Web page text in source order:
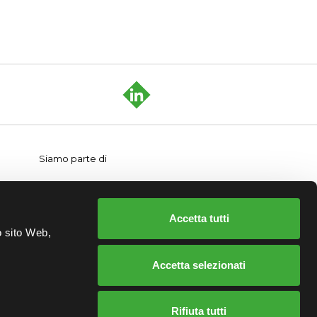
sito Web,
Accetta tutti
Accetta selezionati
Rifiuta tutti
Siamo parte di